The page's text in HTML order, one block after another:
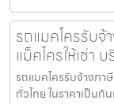
รถแมคโครรับจ้
แม็คโครให้เช่า
รถแมคโครรับจ้างภา
ทั่วไทย ในราคาเป็น